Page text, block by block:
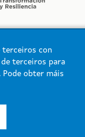
terceiros con
terceiros para
obter máis